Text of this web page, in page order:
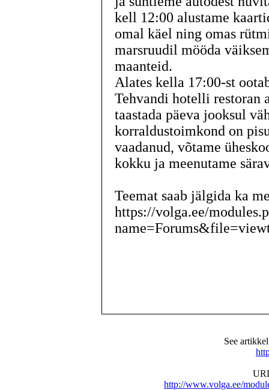
kell 12:00 alustame
omal käel ning omas
marsruudil mööda
maanteid.
Alates kella 17:00-st
Tehvandi hotelli restoran
taastada päeva jooksul
korraldustoimkond on
vaadanud, võtame
kokku ja meenutame
Teemat saab jälgida ka
https://volga.ee/
See
http://www.volga.ee/